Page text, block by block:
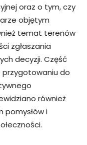
oraz o tym, czy
objętym
temat terenów
zgłaszania
decyzji. Część
do
również
pomysłów i